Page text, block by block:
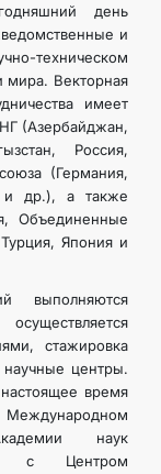
день
и
техническом
мира. Векторная
имеет
(Азербайджан,
Россия,
(Германия,
и др.), а также
Объединенные
Япония и
выполняются
стажировка
центры.
время
Международном
наук
с Центром